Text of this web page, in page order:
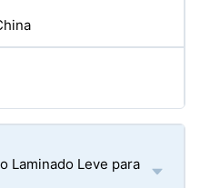
Laminado Leve para